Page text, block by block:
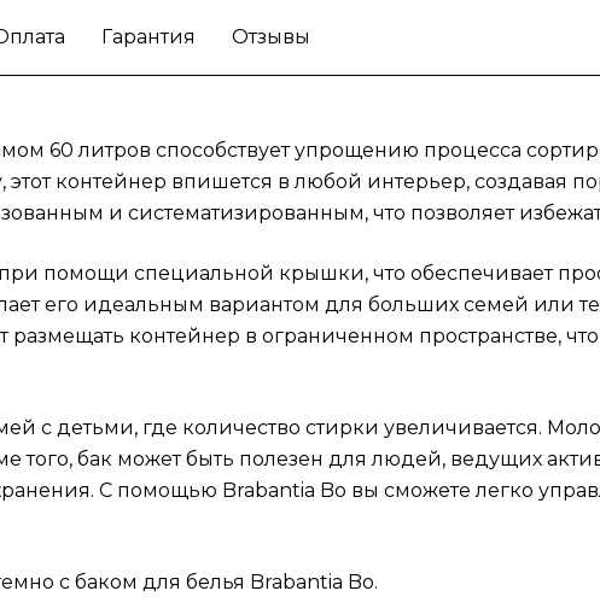
нуждающихся в системном подходе к
доме.Начните контролировать процесс стирки
системно с баком для белья Brabantia Bo.
Гарантия Отзывы
60 литров способствует упрощению процесса
контейнер впишется в любой интерьер, создавая
и систематизированным, что позволяет
при помощи специальной крышки, что обеспечивает
его идеальным вариантом для больших семей или
размещать контейнер в ограниченном пространстве,
с детьми, где количество стирки увеличивается.
того, бак может быть полезен для людей, ведущих
С помощью Brabantia Bo вы сможете легко
с баком для белья Brabantia Bo.